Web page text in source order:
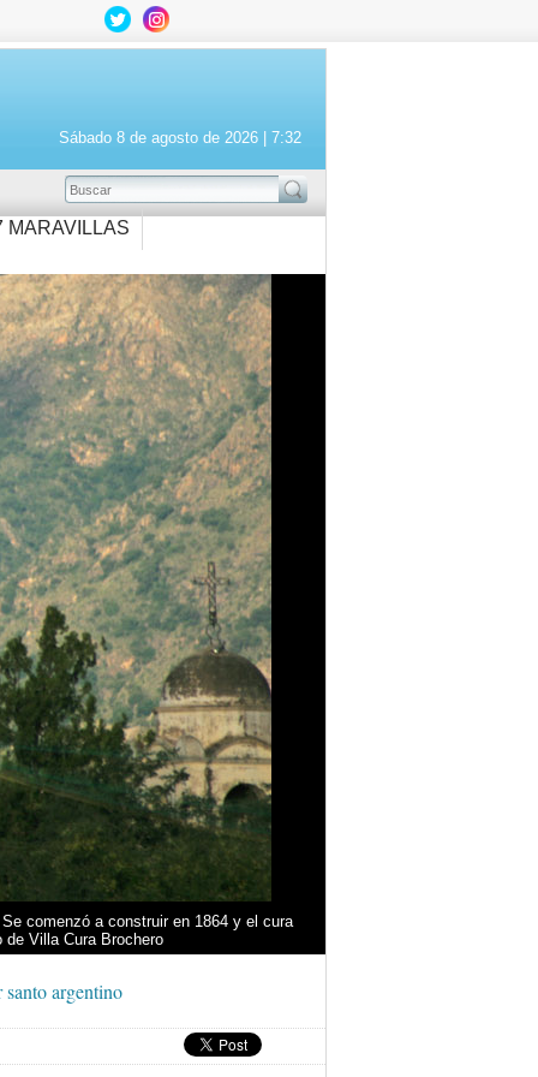
Sábado 8 de agosto de 2026 | 7:32
BUSCAR
MARAVILLAS
comenzó a construir en 1864 y el cura
Villa Cura Brochero
argentino